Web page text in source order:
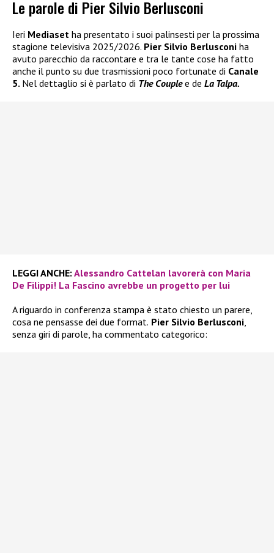
Le parole di Pier Silvio Berlusconi
Ieri Mediaset ha presentato i suoi palinsesti per la prossima
stagione televisiva 2025/2026. Pier Silvio Berlusconi ha
avuto parecchio da raccontare e tra le tante cose ha fatto
anche il punto su due trasmissioni poco fortunate di Canale
5. Nel dettaglio si è parlato di The Couplee de La Talpa.
LEGGI ANCHE: Alessandro Cattelan lavorerà con Maria
De Filippi! La Fascino avrebbe un progetto per lui
A riguardo in conferenza stampa è stato chiesto un parere,
cosa ne pensasse dei due format. Pier Silvio Berlusconi
senza giri di parole, ha commentato categorico: